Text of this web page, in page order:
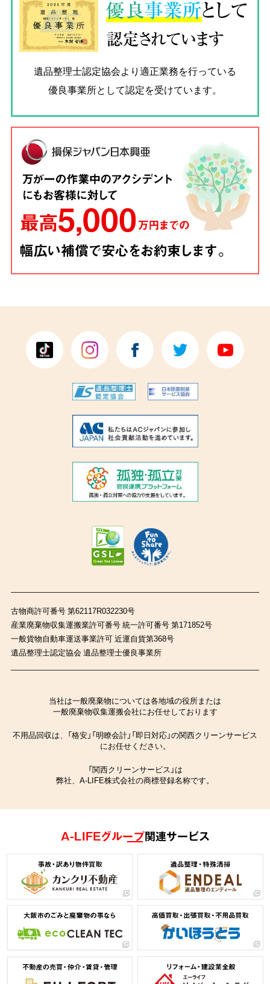
優良事業所として
認定されています
遺品整理士認定協会より適正業務を行っている
優良事業所として認定を受けています。
古物商許可番号 第62117R032230号
産業廃棄物収集運搬業許可番号 統一許可番号 第171852号
一般貨物自動車運送事業許可 近運自貨第368号
遺品整理士認定協会 遺品整理士優良事業所
当社は一般廃棄物については各地域の役所または
一般廃棄物収集運搬会社にお任せしております
不用品回収は、「格安」「明瞭会計」「即日対応」の関西クリーンサービス
にお任せください。
「関西クリーンサービス」は
弊社、A-LIFE株式会社の商標登録名称です。
A-LIFEグループ関連サービス